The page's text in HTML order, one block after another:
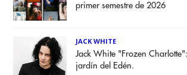
primer semestre de 2026
JACK WHITE
Jack White "Frozen
jardín del Edén.